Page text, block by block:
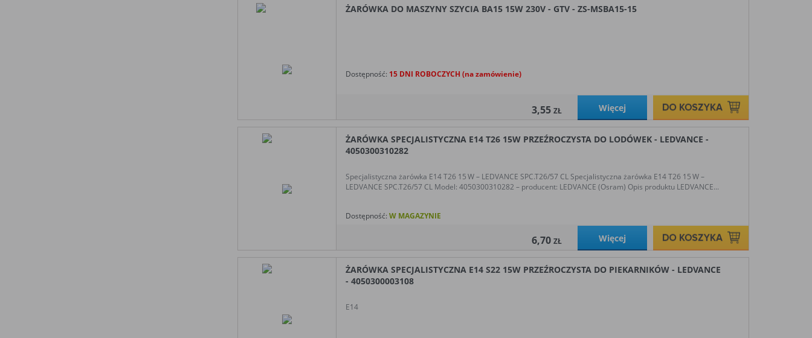
ŻARÓWKA DO MASZYNY SZYCIA BA15 15W 230V - GTV - ZS-MSBA15-15
Dostępność: 15 DNI ROBOCZYCH (na zamówienie)
3,55ZŁ Więcej
ŻARÓWKA SPECJALISTYCZNA E14 T26 15W PRZEŹROCZYSTA DO LODÓWEK - LEDVANCE -
4050300310282
Specjalistyczna żarówka E14 T26 15 W – LEDVANCE SPC.T26/57 CL Specjalistyczna żarówka E14 T26 15 W –
LEDVANCE SPC.T26/57 CL Model: 4050300310282 – producent: LEDVANCE (Osram) Opis produktu LEDVANCE...
Dostępność:W MAGAZYNIE
6,70ZŁ Więcej
ŻARÓWKA SPECJALISTYCZNA E14 S22 15W PRZEŹROCZYSTA DO PIEKARNIKÓW - LEDVANCE
- 4050300003108
E14